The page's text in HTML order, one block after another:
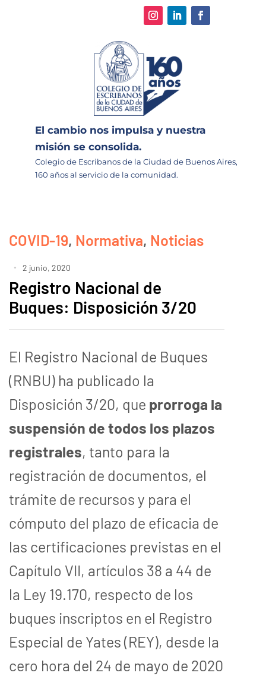
El cambio nos impulsa y nuestra
misión se consolida.
Colegio de Escribanos de la Ciudad de Buenos Aires,
160 años al servicio de la comunidad.
COVID-19, Normativa, Noticias
2 junio, 2020
Registro Nacional de
Buques: Disposición 3/20
El Registro Nacional de Buques
(RNBU) ha publicado la
Disposición 3/20, que prorroga la
suspensión de todos los plazos
registrales, tanto para la
registración de documentos, el
trámite de recursos y para el
cómputo del plazo de eficacia de
las certificaciones previstas en el
Capítulo VII, artículos 38 a 44 de
la Ley 19.170, respecto de los
buques inscriptos en el Registro
Especial de Yates (REY), desde la
cero hora del 24 de mayo de 2020